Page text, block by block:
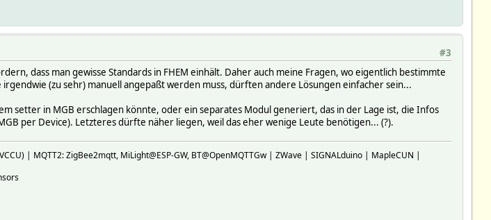
#3
dass man gewisse Standards in FHEM einhält. Daher auch meine Fragen, wo eigentlich bestimmte
(zu sehr) manuell angepaßt werden muss, dürften andere Lösungen einfacher sein...
setter in MGB erschlagen könnte, oder ein separates Modul generiert, das in der Lage ist, die Infos
per Device). Letzteres dürfte näher liegen, weil das eher wenige Leute benötigen... (?).
| MQTT2: ZigBee2mqtt, MiLight@ESP-GW, BT@OpenMQTTGw | ZWave | SIGNALduino | MapleCUN |